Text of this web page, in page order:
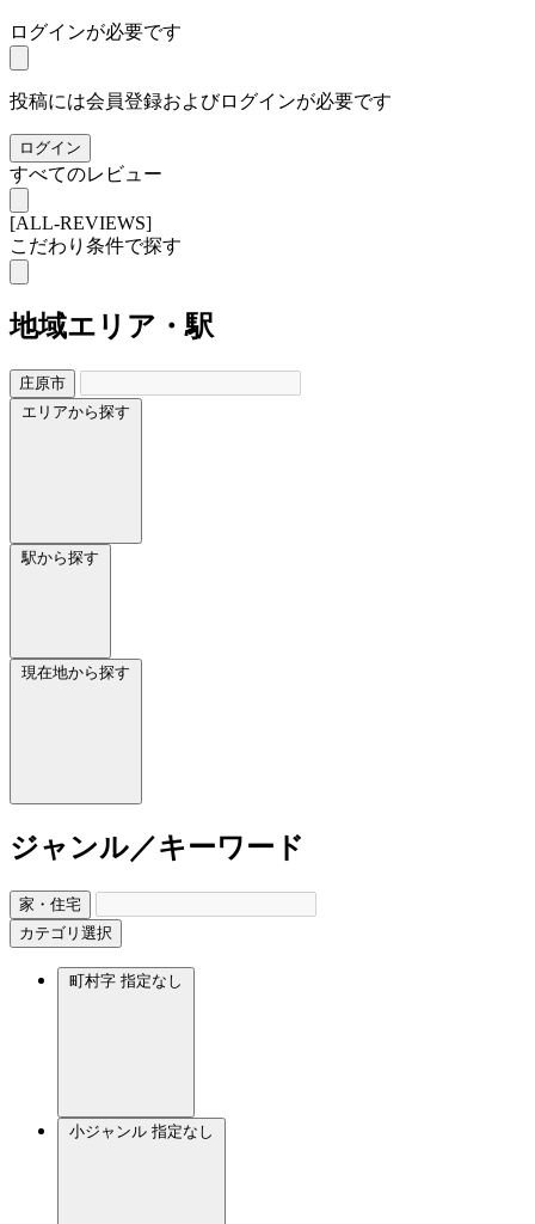
ログインが必要です
投稿には会員登録およびログインが必要です
ログイン
すべてのレビュー
[ALL-REVIEWS]
こだわり条件で探す
地域エリア・駅
庄原市
エリアから探す
駅から探す
現在地から探す
ジャンル／キーワード
家・住宅
カテゴリ選択
町村字 指定なし
小ジャンル 指定なし